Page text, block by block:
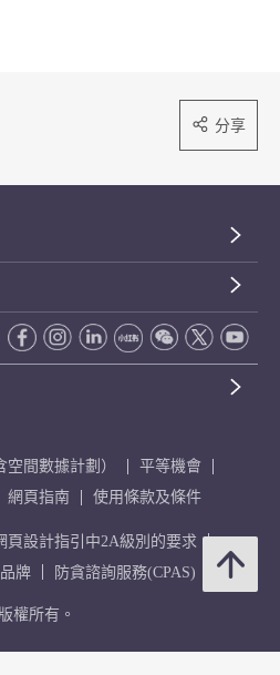
分享
間數據計劃）
平等機會
網頁指南 使用條款及條件
頁設計指引中2A級別的要求
牌 防貪諮詢服務(CPAS)
權所有。